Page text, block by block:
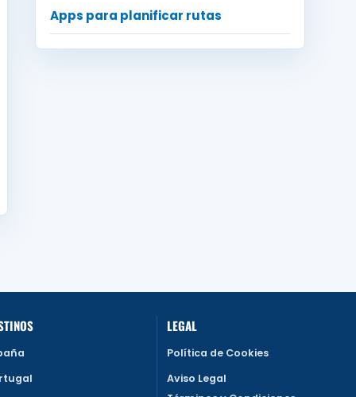
Apps para planificar rutas
LEGAL
Política de Cookies
Aviso Legal